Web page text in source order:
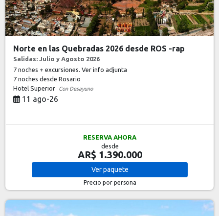
Norte en las Quebradas 2026 desde ROS -rap
Salidas: Julio y Agosto 2026
7 noches + excursiones. Ver info adjunta
7 nochesdesde Rosario
Hotel Superior
Con Desayuno
11 ago-26
RESERVA AHORA
desde
AR$ 1.390.000
Verpaquete
Precio por persona